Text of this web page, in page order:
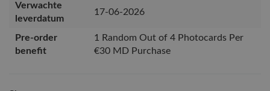
Verwachte
leverdatum
17-06-2026
Pre-order
benefit
1 Random Out of 4 Photocards Per
€30 MD Purchase